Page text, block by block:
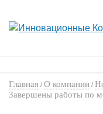
Главная / О компании /
Завершены работы по